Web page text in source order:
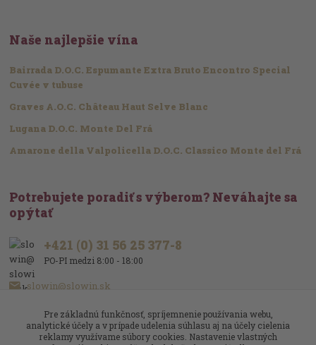
Naše najlepšie vína
Bairrada D.O.C. Espumante Extra Bruto Encontro Special
Cuvée v tubuse
Graves A.O.C. Château Haut Selve Blanc
Lugana D.O.C. Monte Del Frá
Amarone della Valpolicella D.O.C. Classico Monte del Frá
Potrebujete poradiť s výberom? Neváhajte sa
opýtať
+421 (0) 31 56 25 377-8
PO-PI medzi 8:00 - 18:00
slowin@slowin.sk
Pre základnú funkčnosť, spríjemnenie používania webu,
analytické účely a v prípade udelenia súhlasu aj na účely cielenia
reklamy využívame súbory cookies. Nastavenie vlastných